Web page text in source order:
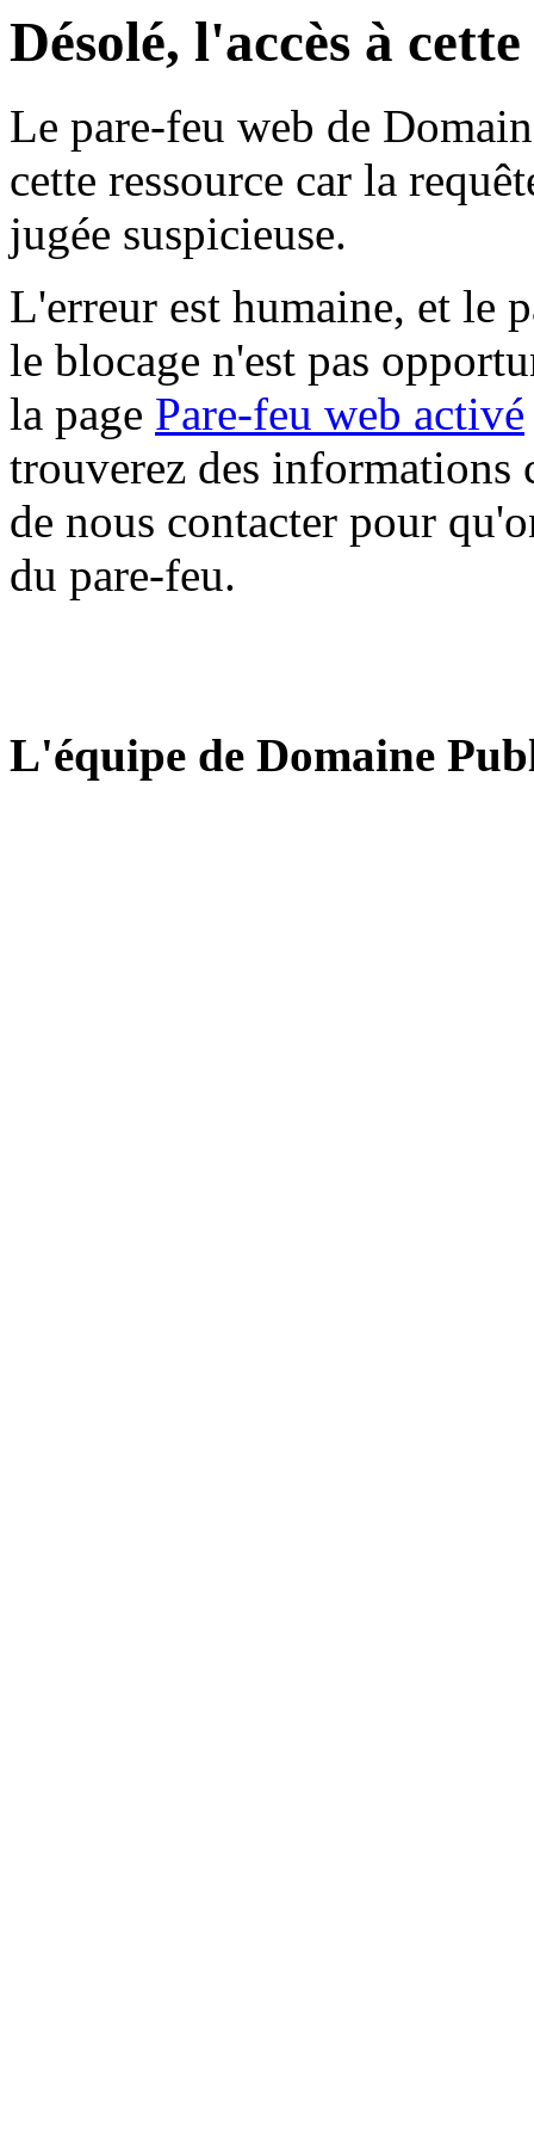
Désolé, l'accès à
Le pare-feu web de
cette ressource car la
jugée suspicieuse.
L'erreur est humaine, et le
le blocage n'est pas
la page Pare-feu web activé
trouverez des informations
de nous contacter pour
du pare-feu.
L'équipe de Domaine